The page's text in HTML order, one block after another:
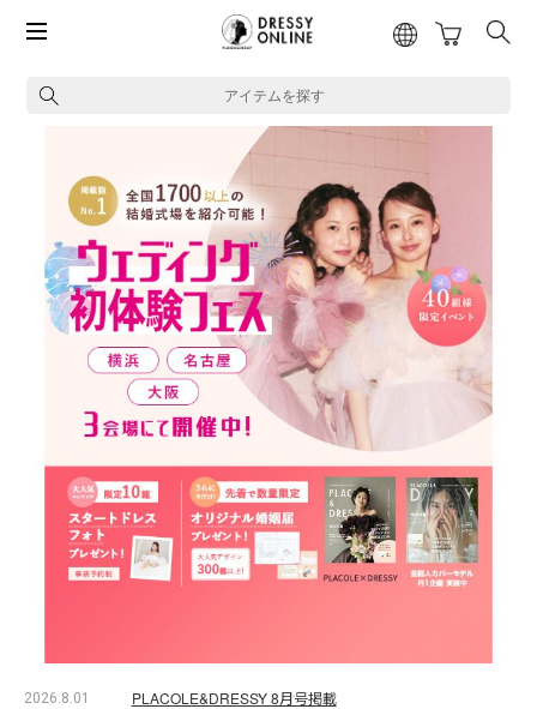
アイテムを探す
2026.8.01 PLACOLE&DRESSY 8月号掲載